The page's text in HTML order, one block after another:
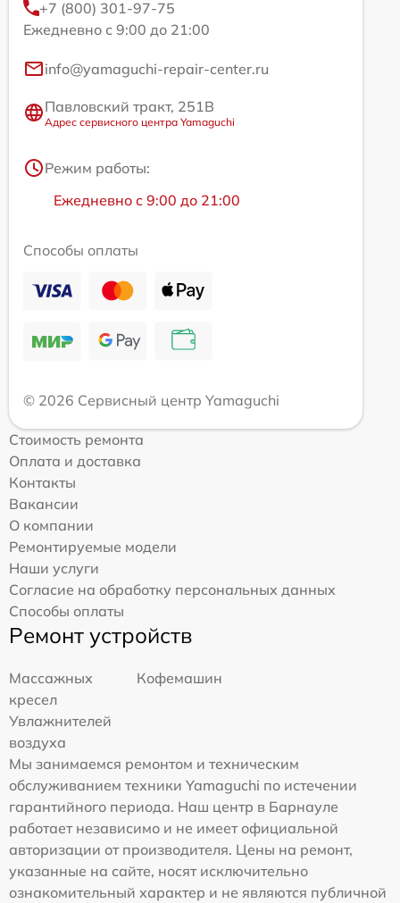
+7 (800) 301-97-75
Ежедневно с 9:00 до 21:00
info@yamaguchi-repair-center.ru
Павловский тракт, 251В
Адрес сервисного центра Yamaguchi
Режим работы:
Ежедневно с 9:00 до 21:00
Способы оплаты
© 2026 Сервисный центр Yamaguchi
Стоимость ремонта
Оплата и доставка
Контакты
Вакансии
О компании
Ремонтируемые модели
Наши услуги
Согласие на обработку персональных данных
Способы оплаты
Ремонт устройств
Массажных
кресел
Кофемашин
Увлажнителей
воздуха
Мы занимаемся ремонтом и техническим
обслуживанием техники Yamaguchi по истечении
гарантийного периода. Наш центр в Барнауле
работает независимо и не имеет официальной
авторизации от производителя. Цены на ремонт,
указанные на сайте, носят исключительно
ознакомительный характер и не являются публичной